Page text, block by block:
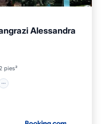
Alessandra
pies²
al mar